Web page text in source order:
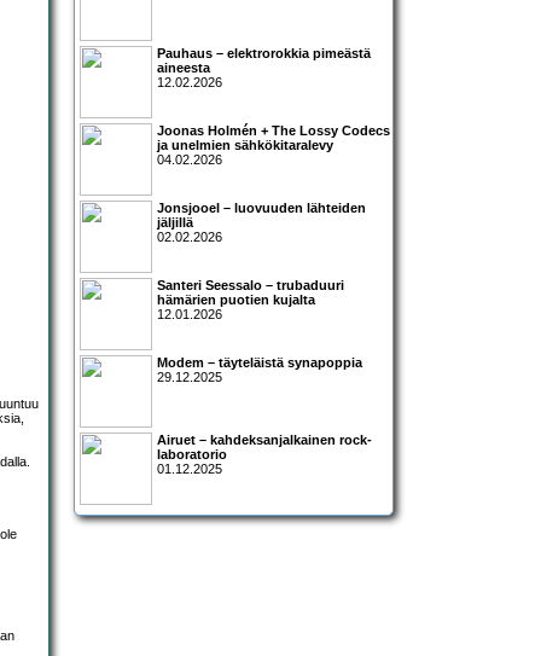
Pauhaus – elektrorokkia pimeästä
aineesta
12.02.2026
Joonas Holmén + The Lossy Codecs
ja unelmien sähkökitaralevy
04.02.2026
Jonsjooel – luovuuden lähteiden
jäljillä
02.02.2026
Santeri Seessalo – trubaduuri
hämärien puotien kujalta
12.01.2026
Modem – täyteläistä synapoppia
29.12.2025
Airuet – kahdeksanjalkainen rock-
laboratorio
01.12.2025